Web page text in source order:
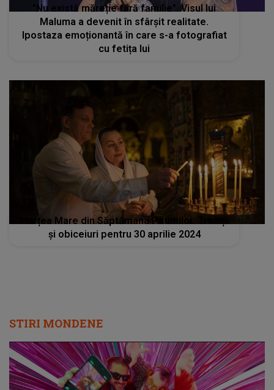
"Nu există măreție fără familie". Visul lui
Maluma a devenit în sfârșit realitate.
Ipostaza emoționantă în care s-a fotografiat
cu fetița lui
Marțea Mare din Săptămâna Patimilor: Tradiții
și obiceiuri pentru 30 aprilie 2024
STIRI MONDENE